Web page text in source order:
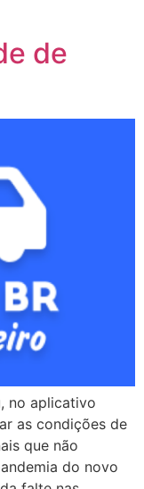
de
no aplicativo
as condições de
que não
do novo